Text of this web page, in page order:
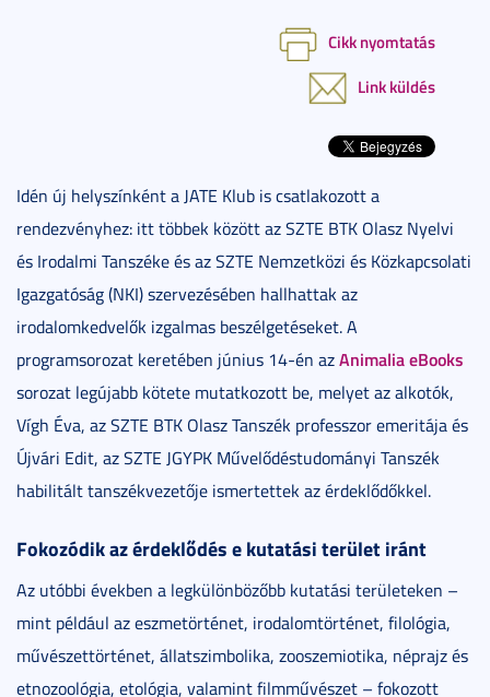
Cikk nyomtatás
Link küldés
Idén új helyszínként a JATE Klub is csatlakozott a
rendezvényhez: itt többek között az SZTE BTK Olasz Nyelvi
és Irodalmi Tanszéke és az SZTE Nemzetközi és Közkapcsolati
Igazgatóság (NKI) szervezésében hallhattak az
irodalomkedvelők izgalmas beszélgetéseket. A
programsorozat keretében június 14-én azAnimalia eBooks
sorozat legújabb kötete mutatkozott be, melyet az alkotók,
Vígh Éva, az SZTE BTK Olasz Tanszék professzor emeritája és
Újvári Edit, az SZTE JGYPK Művelődéstudományi Tanszék
habilitált tanszékvezetője ismertettek az érdeklődőkkel.
Fokozódik az érdeklődés e kutatási terület iránt
Az utóbbi években a legkülönbözőbb kutatási területeken –
mint például az eszmetörténet, irodalomtörténet, filológia,
művészettörténet, állatszimbolika, zooszemiotika, néprajz és
etnozoológia, etológia, valamint filmművészet – fokozott